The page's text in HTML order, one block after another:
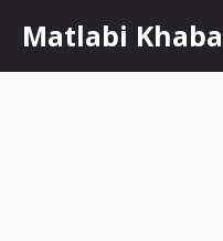
content
Matlabi